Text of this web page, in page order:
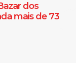
dos
mais de 73